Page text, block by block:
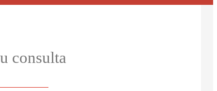
consulta